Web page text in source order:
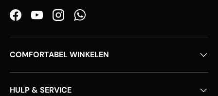
FacebookYouTubeInstagramWhatsApp
COMFORTABEL WINKELEN
HULP & SERVICE